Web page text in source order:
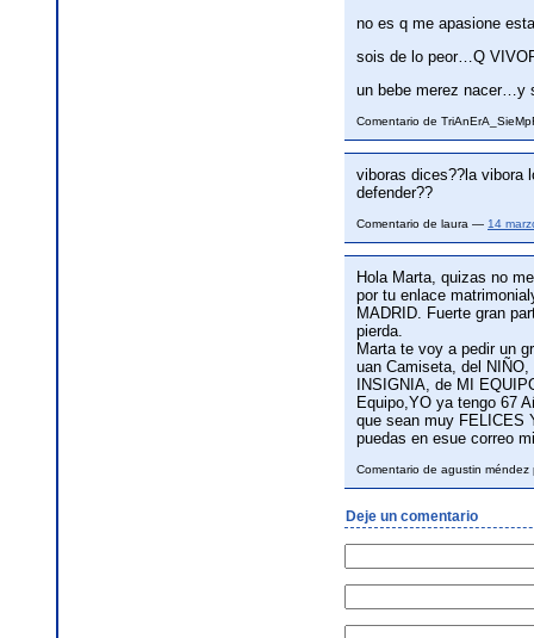
no es q me apasione
sois de lo peor…Q
un bebe merez nacer…y
Comentario de
viboras dices??la vibora
defender??
Comentario de laura — 14
Hola Marta, quizas no
por tu enlace
MADRID. Fuerte gran
pierda.
Marta te voy a pedir un
uan Camiseta, del
INSIGNIA, de MI
Equipo,YO ya tengo 67
que sean muy FELICES
puedas en esue correo
Comentario de agustin
Deje un comentario